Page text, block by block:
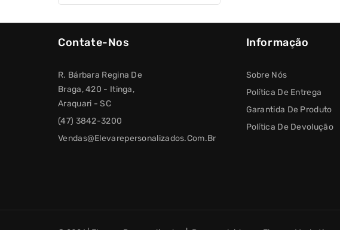
Contate-Nos
R. Bárbara Regina De
Braga, 420 - Itinga,
Araquari - SC
(47) 3842-3200
Vendas@elevarepersonalizados.com.br
Informação
Sobre Nós
Política De Entrega
Garantida De Produto
Política De Devolução